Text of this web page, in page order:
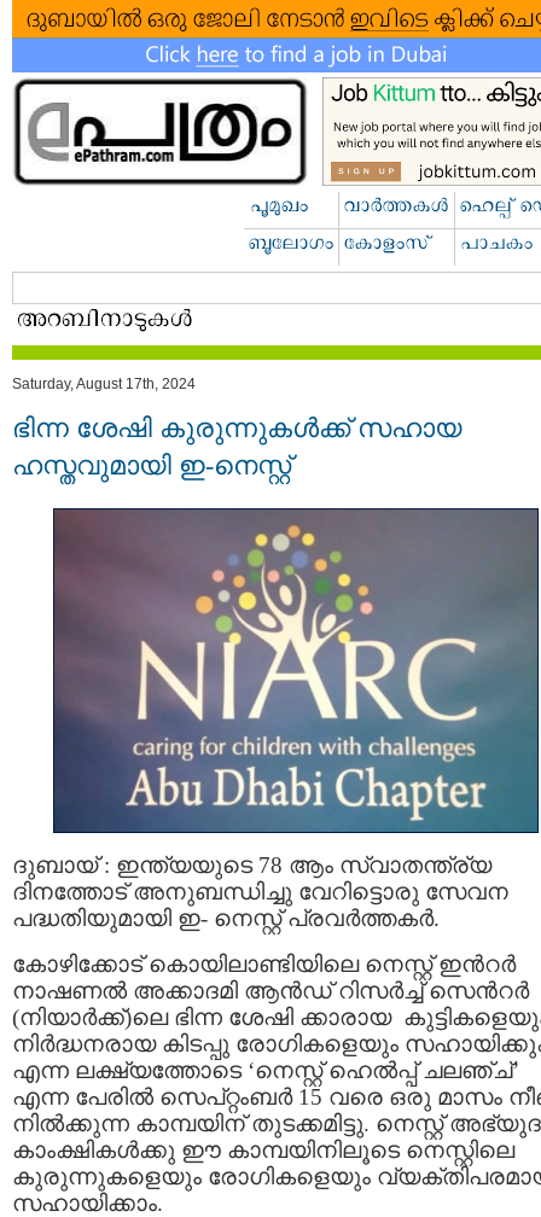
Saturday, August 17th, 2024
ഭിന്ന ശേഷി കുരുന്നുകൾക്ക് സഹായ
ഹസ്തവുമായി ഇ-നെസ്റ്റ്
ദുബായ് : ഇന്ത്യയുടെ 78 ആം സ്വാതന്ത്ര്യ
ദിനത്തോട് അനുബന്ധിച്ചു വേറിട്ടൊരു സേവന
പദ്ധതിയുമായി ഇ- നെസ്റ്റ് പ്രവർത്തകർ.
കോഴിക്കോട് കൊയിലാണ്ടിയിലെ നെസ്റ്റ് ഇന്‍റർ
നാഷണൽ അക്കാദമി ആൻഡ് റിസർച്ച് സെന്‍റർ
(നിയാർക്ക്‌)ലെ ഭിന്ന ശേഷി ക്കാരായ
നിർദ്ധനരായ കിടപ്പു രോഗികളെയും
എന്ന ലക്ഷ്യത്തോടെ ‘നെസ്റ്റ് ഹെൽപ്പ് ചലഞ്ച്’
എന്ന പേരിൽ സെപ്റ്റംബർ 15 വരെ ഒരു മാസം
നിൽക്കുന്ന കാമ്പയിന് തുടക്കമിട്ടു. നെസ്റ്റ്
കാംക്ഷികൾക്കു ഈ കാമ്പയിനിലൂടെ നെസ്റ്റിലെ
കുരുന്നുകളെയും രോഗികളെയും
സഹായിക്കാം.